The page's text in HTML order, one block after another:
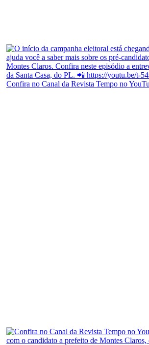
Confira no Canal da Revista Tempo no